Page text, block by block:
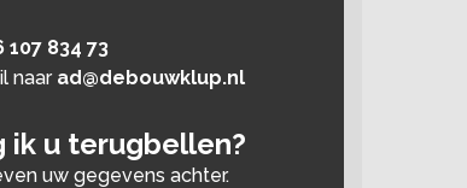
107 834 73
naar ad@debouwklup.nl
ik u terugbellen?
uw gegevens achter.